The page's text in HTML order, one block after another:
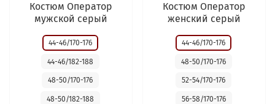
Костюм Оператор
мужской серый
44-46/170-176
44-46/182-188
48-50/170-176
48-50/182-188
Костюм Оператор
женский серый
44-46/170-176
48-50/170-176
52-54/170-176
56-58/170-176